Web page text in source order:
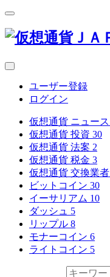
ユーザー登録
ログイン
仮想通貨 ニュース
仮想通貨 投資 30
仮想通貨 法案 2
仮想通貨 税金 3
仮想通貨 交換業者
ビットコイン 30
イーサリアム 10
ダッシュ 5
リップル 8
モナーコイン 6
ライトコイン 5